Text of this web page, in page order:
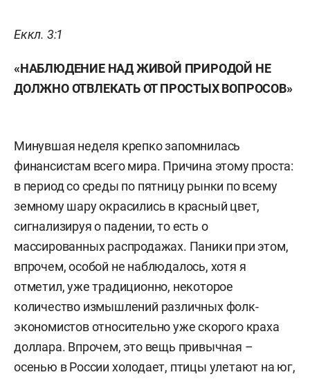
Еккл. 3:1
«НАБЛЮДЕНИЕ НАД ЖИВОЙ ПРИРОДОЙ НЕ
ДОЛЖНО ОТВЛЕКАТЬ ОТ ПРОСТЫХ ВОПРОСОВ»
Минувшая неделя крепко запомнилась
финансистам всего мира. Причина этому проста:
в период со среды по пятницу рынки по всему
земному шару окрасились в красный цвет,
сигнализируя о падении, то есть о
массированных распродажах. Паники при этом,
впрочем, особой не наблюдалось, хотя я
отметил, уже традиционно, некоторое
количество измышлений различных фолк-
экономистов относительно уже скорого краха
доллара. Впрочем, это вещь привычная –
осенью в России холодает, птицы улетают на юг,